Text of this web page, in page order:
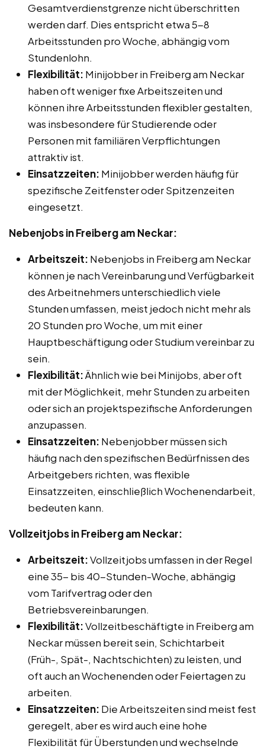
Gesamtverdienstgrenze nicht überschritten
werden darf. Dies entspricht etwa 5-8
Arbeitsstunden pro Woche, abhängig vom
Stundenlohn.
Flexibilität: Minijobber in Freiberg am Neckar
haben oft weniger fixe Arbeitszeiten und
können ihre Arbeitsstunden flexibler gestalten,
was insbesondere für Studierende oder
Personen mit familiären Verpflichtungen
attraktiv ist.
Einsatzzeiten: Minijobber werden häufig für
spezifische Zeitfenster oder Spitzenzeiten
eingesetzt.
Nebenjobs in Freiberg am Neckar:
Arbeitszeit: Nebenjobs in Freiberg am Neckar
können je nach Vereinbarung und Verfügbarkeit
des Arbeitnehmers unterschiedlich viele
Stunden umfassen, meist jedoch nicht mehr als
20 Stunden pro Woche, um mit einer
Hauptbeschäftigung oder Studium vereinbar zu
sein.
Flexibilität:Ähnlich wie bei Minijobs, aber oft
mit der Möglichkeit, mehr Stunden zu arbeiten
oder sich an projektspezifische Anforderungen
anzupassen.
Einsatzzeiten: Nebenjobber müssen sich
häufig nach den spezifischen Bedürfnissen des
Arbeitgebers richten, was flexible
Einsatzzeiten, einschließlich Wochenendarbeit,
bedeuten kann.
Vollzeitjobs in Freiberg am Neckar:
Arbeitszeit:Vollzeitjobs umfassen in der Regel
eine 35- bis 40-Stunden-Woche, abhängig
vom Tarifvertrag oder den
Betriebsvereinbarungen.
Flexibilität:Vollzeitbeschäftigte in Freiberg am
Neckar müssen bereit sein, Schichtarbeit
(Früh-, Spät-, Nachtschichten) zu leisten, und
oft auch an Wochenenden oder Feiertagen zu
arbeiten.
Einsatzzeiten: Die Arbeitszeiten sind meist fest
geregelt, aber es wird auch eine hohe
Flexibilität für Überstunden und wechselnde